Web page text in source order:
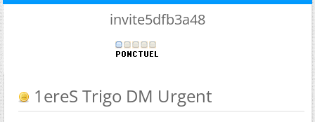
invite5dfb3a48
1ereS Trigo DM Urgent